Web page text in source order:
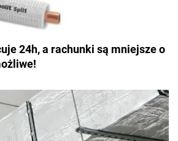
24h, a rachunki są mniejsze o